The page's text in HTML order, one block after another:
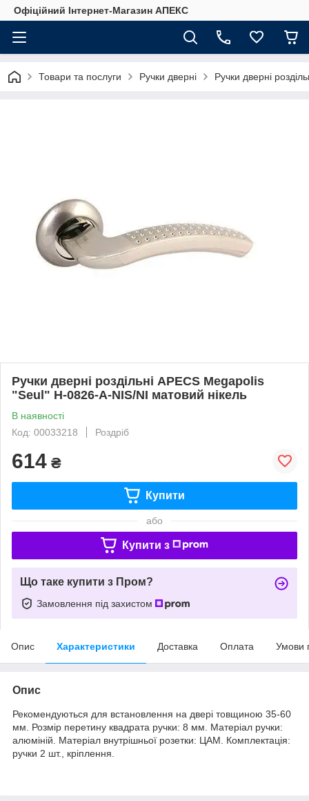
Офіційний Інтернет-Магазин АПЕКС
Товари та послуги Ручки дверні Ручки дверні
Ручки дверні роздільні APECS Megapolis
"Seul" H-0826-A-NIS/NI матовий нікель
В наявності
Код: 00033218
Роздріб
614 ₴
Купити
або
Купити з
Що таке купити з Пром?
Замовлення під захистом
Опис Характеристики Доставка Оплата Умови
Опис
Рекомендуються для встановлення на двері товщиною 35-60
мм. Розмір перетину квадрата ручки: 8 мм. Матеріал ручки:
алюміній. Матеріал внутрішньої розетки: ЦАМ. Комплектація:
ручки 2 шт., кріплення.